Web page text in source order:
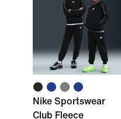
Nike Sportswear
Club Fleece